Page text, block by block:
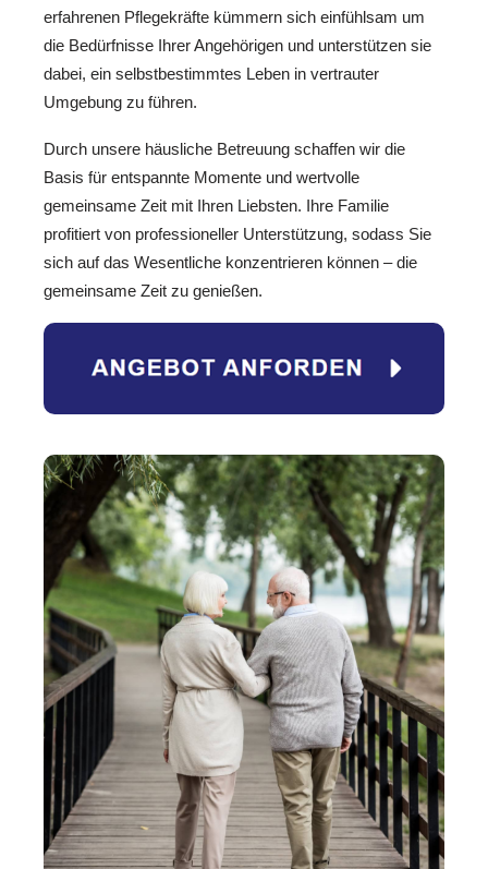
erfahrenen Pflegekräfte kümmern sich einfühlsam um
die Bedürfnisse Ihrer Angehörigen und unterstützen sie
dabei, ein selbstbestimmtes Leben in vertrauter
Umgebung zu führen.
Durch unsere häusliche Betreuung schaffen wir die
Basis für entspannte Momente und wertvolle
gemeinsame Zeit mit Ihren Liebsten. Ihre Familie
profitiert von professioneller Unterstützung, sodass Sie
sich auf das Wesentliche konzentrieren können – die
gemeinsame Zeit zu genießen.